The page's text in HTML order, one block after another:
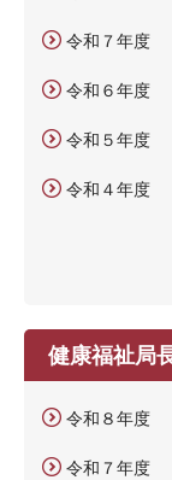
令和７年度
令和６年度
令和５年度
令和４年度
健康福祉局
令和８年度
令和７年度